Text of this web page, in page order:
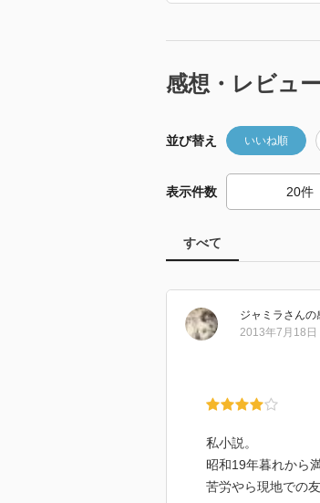
感想・レビュ
並び替え いいね順
表示件数
すべて
ジャミラ さんの
2013年7月18日
私小説。
昭和19年暮れから
苦労やら現地での友